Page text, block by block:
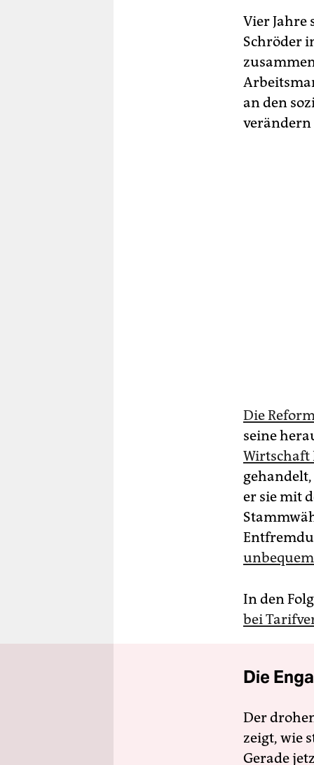
Vier Jahre
Schröder
an den
verändern
Die
seine
Wirtschaft
er sie mit
In den
bei
Die
Der
zeigt, wie
Gerade